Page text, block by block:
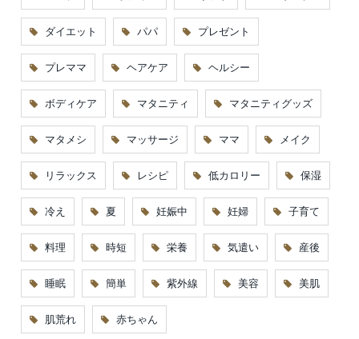
ダイエット パパ プレゼント
プレママ ヘアケア ヘルシー
ボディケア マタニティ マタニティグッズ
マタメシ マッサージ ママ メイク
リラックス レシピ 低カロリー 保湿
冷え 夏 妊娠中 妊婦 子育て
料理 時短 栄養 気遣い 産後
睡眠 簡単 紫外線 美容 美肌
肌荒れ 赤ちゃん